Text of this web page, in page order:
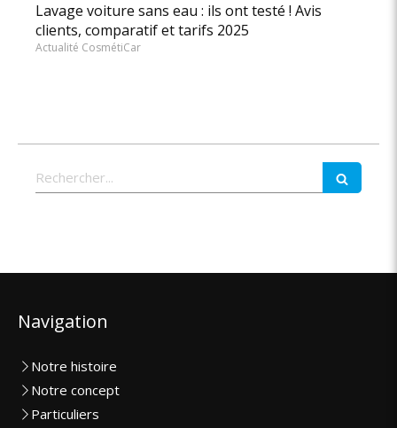
Lavage voiture sans eau : ils ont testé ! Avis
clients, comparatif et tarifs 2025
Actualité CosmétiCar
Rechercher
Navigation
Notre histoire
Notre concept
Particuliers